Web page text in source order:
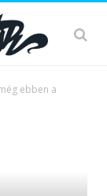
ebben a